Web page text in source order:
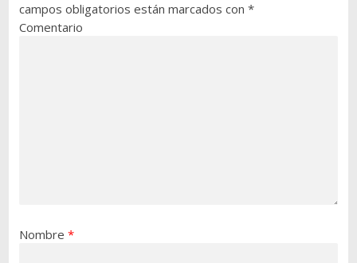
campos obligatorios están marcados con *
Comentario
Nombre *